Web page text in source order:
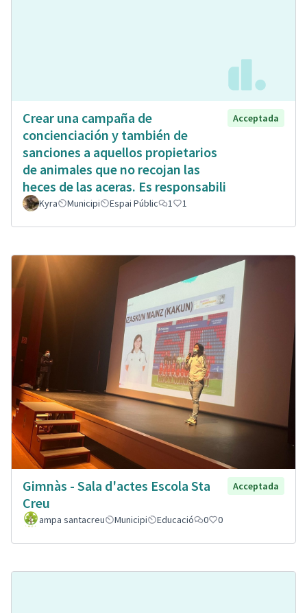
Crear una campaña de
concienciación y también de
sanciones a aquellos propietarios
de animales que no recojan las
heces de las aceras. Es responsabili
Acceptada
Kyra Municipi Espai Públic 1 1
Gimnàs - Sala d'actes Escola Sta
Creu
Acceptada
ampa santacreu Municipi Educació 0 0